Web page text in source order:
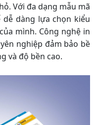
Với đa dạng mẫu mã
dàng lựa chọn kiểu
mình. Công nghệ in
nghiệp đảm bảo bề
và độ bền cao.